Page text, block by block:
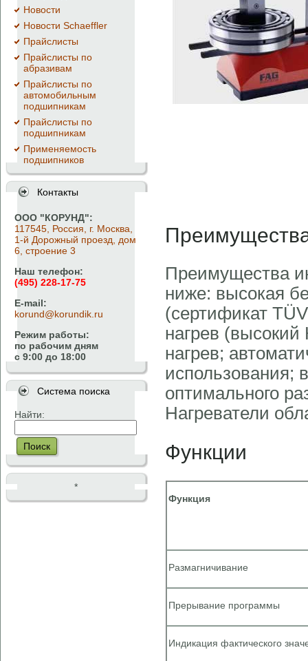
Новости
Новости Schaeffler
Прайслисты
Прайслисты по
абразивам
Прайслисты по
автомобильным
подшипникам
Прайслисты по
подшипникам
Применяемость
подшипников
Контакты
ООО "КОРУНД":
117545, Россия, г. Москва,
1-й Дорожный проезд, дом
6, строение 3
Наш телефон:
(495) 228-17-75
E-mail:
korund@korundik.ru
Режим работы:
по рабочим дням
с 9:00 до 18:00
Система поиска
Найти:
Поиск
*
Преимущества
ниже: высокая
(сертификат
нагрев
нагрев;
использования;
оптимального
Нагреватели
Функции
Функция
Размагничивание
Прерывание программы
Индикация фактического